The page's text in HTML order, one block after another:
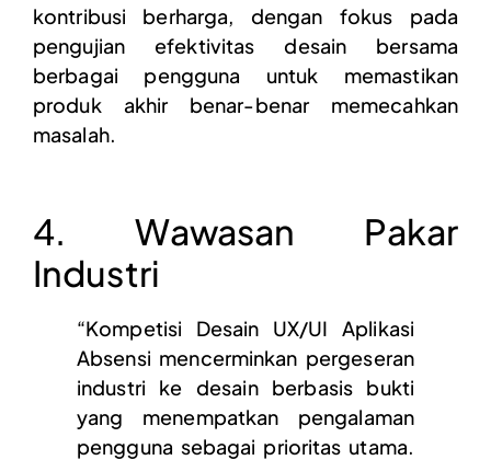
kontribusi berharga, dengan fokus pada
pengujian efektivitas desain bersama
berbagai pengguna untuk memastikan
produk akhir benar-benar memecahkan
masalah.
4. Wawasan Pakar
Industri
“Kompetisi Desain UX/UI Aplikasi
Absensi mencerminkan pergeseran
industri ke desain berbasis bukti
yang menempatkan pengalaman
pengguna sebagai prioritas utama.